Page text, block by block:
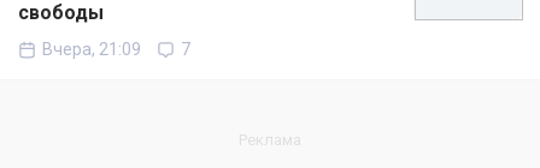
свободы
Вчера, 21:09 7